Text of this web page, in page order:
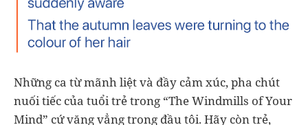
Những ca từ mãnh liệt và đầy cảm xúc, pha chút
nuối tiếc của tuổi trẻ trong “The Windmills of Your
Mind” cứ văng vẳng trong đầu tôi. Hãy còn trẻ,